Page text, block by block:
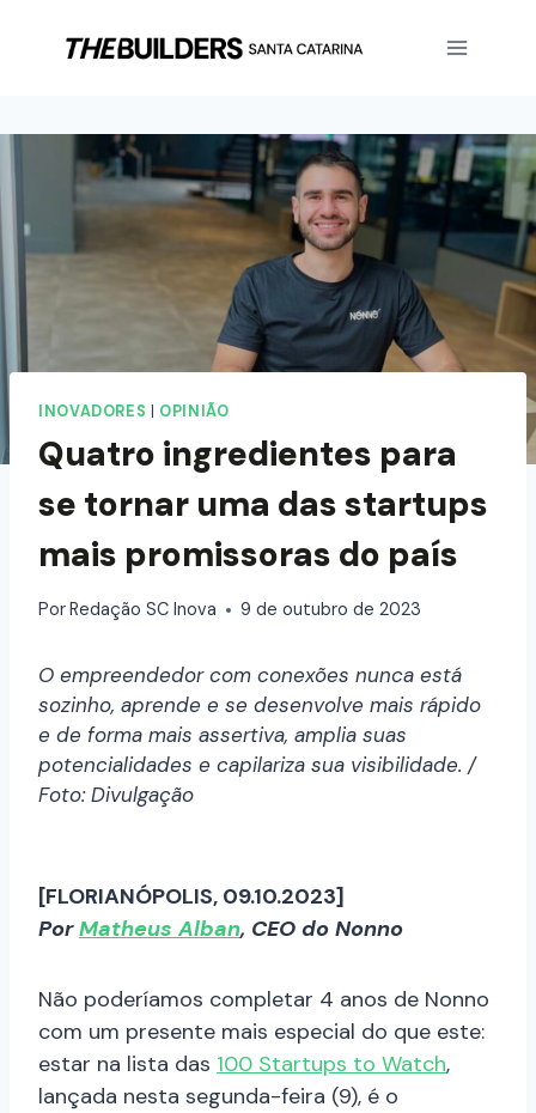
INOVADORES | OPINIÃO
Quatro ingredientes para
se tornar uma das startups
mais promissoras do país
PorRedação SC Inova 9 de outubro de 2023
O empreendedor com conexões nunca está
sozinho, aprende e se desenvolve mais rápido
e de forma mais assertiva, amplia suas
potencialidades e capilariza sua visibilidade. /
Foto: Divulgação
[FLORIANÓPOLIS, 09.10.2023]
PorMatheusAlban, CEO do Nonno
Não poderíamos completar 4 anos de Nonno
com um presente mais especial do que este:
estar na lista das 100 Startups to Watch,
lançada nesta segunda-feira (9), é o